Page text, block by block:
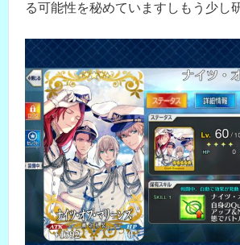
る可能性を秘めていますしもう少し